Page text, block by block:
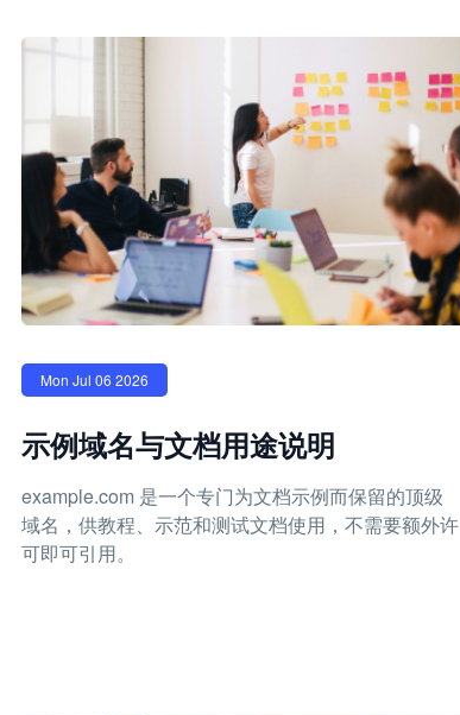
Mon Jul 06 2026
示例域名与文档用途说明
example.com 是一个专门为文档示例而保留的顶级
域名，供教程、示范和测试文档使用，不需要额外许
可即可引用。